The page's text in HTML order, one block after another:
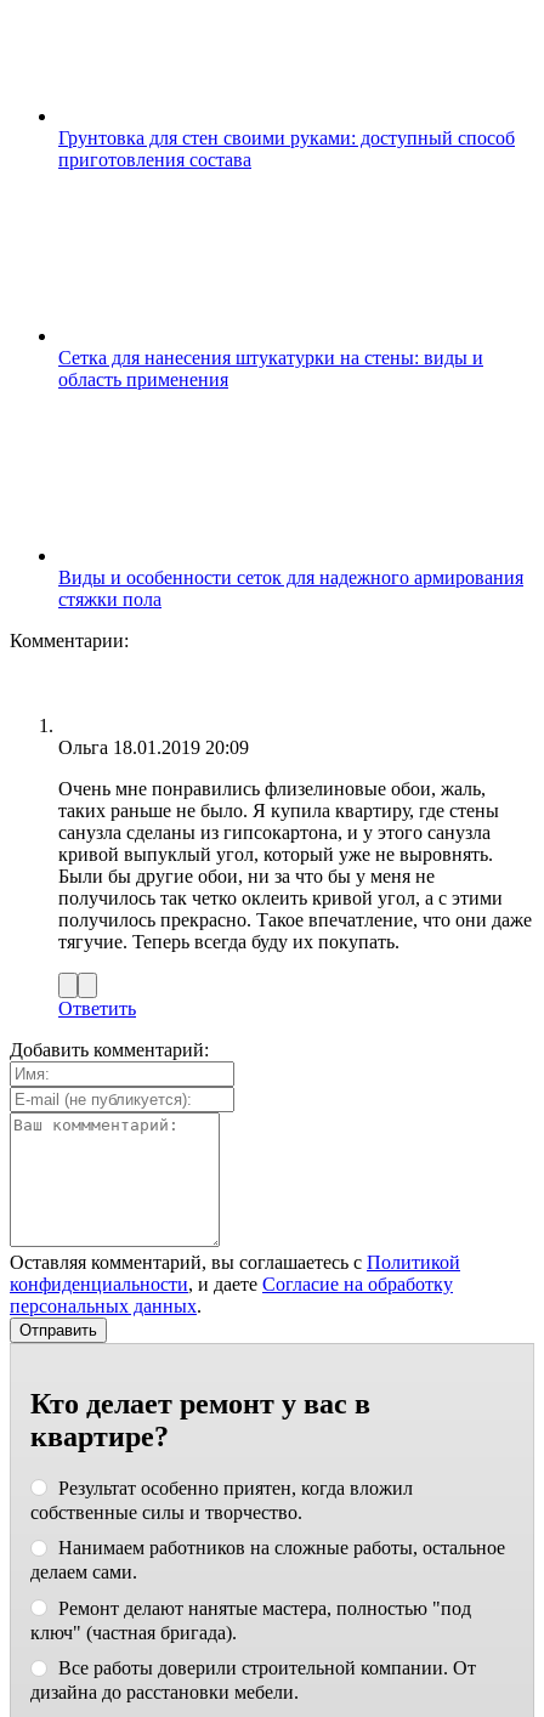
Грунтовка для стен своими руками: доступный способ
приготовления состава
Сетка для нанесения штукатурки на стены: виды и
область применения
Виды и особенности сеток для надежного армирования
стяжки пола
Комментарии:
Ольга 18.01.2019 20:09
Очень мне понравились флизелиновые обои, жаль,
таких раньше не было. Я купила квартиру, где стены
санузла сделаны из гипсокартона, и у этого санузла
кривой выпуклый угол, который уже не выровнять.
Были бы другие обои, ни за что бы у меня не
получилось так четко оклеить кривой угол, а с этими
получилось прекрасно. Такое впечатление, что они даже
тягучие. Теперь всегда буду их покупать.
Ответить
Добавить комментарий:
Оставляя комментарий, вы соглашаетесь с Политикой
конфиденциальности, и даете Согласие на обработку
персональных данных.
Кто делает ремонт у вас в
квартире?
Результат особенно приятен, когда вложил
собственные силы и творчество.
Нанимаем работников на сложные работы, остальное
делаем сами.
Ремонт делают нанятые мастера, полностью "под
ключ" (частная бригада).
Все работы доверили строительной компании. От
дизайна до расстановки мебели.